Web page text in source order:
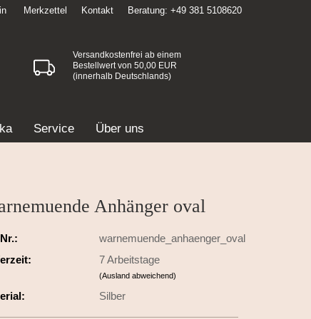
Merkzettel Kontakt Beratung: +49 381 5108620
Versandkostenfrei ab einem
Bestellwert von 50,00 EUR
(innerhalb Deutschlands)
Service Über uns
Anhänger oval
warnemuende_anhaenger_oval
7 Arbeitstage
(Ausland abweichend)
Silber